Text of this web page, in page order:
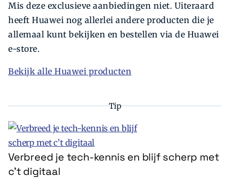
Mis deze exclusieve aanbiedingen niet. Uiteraard
heeft Huawei nog allerlei andere producten die je
allemaal kunt bekijken en bestellen via de Huawei
e-store.
Bekijk alle Huawei producten
Tip
Verbreed je tech-kennis en blijf scherp met
c’t digitaal